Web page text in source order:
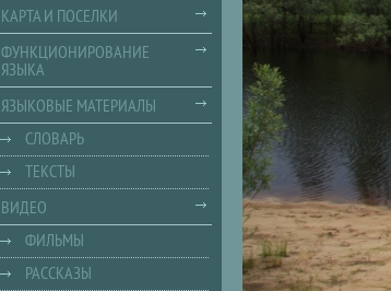
КАРТА И ПОСЕЛКИ
ФУНКЦИОНИРОВАНИЕ
ЯЗЫКА
ЯЗЫКОВЫЕ МАТЕРИАЛЫ
СЛОВАРЬ
ТЕКСТЫ
ВИДЕО
ФИЛЬМЫ
РАССКАЗЫ